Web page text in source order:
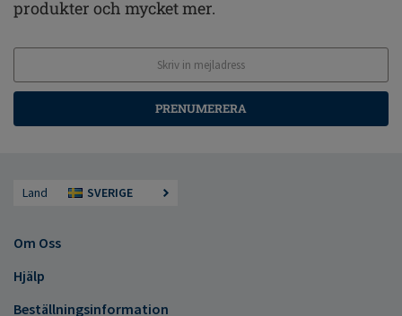
produkter och mycket mer.
PRENUMERERA
Land SVERIGE
Om Oss
Hjälp
Beställningsinformation